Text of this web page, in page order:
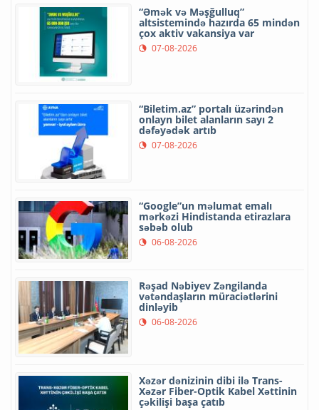
“Əmək və Məşğulluq”
altsistemində hazırda 65 mindən
çox aktiv vakansiya var
07-08-2026
“Biletim.az” portalı üzərindən
onlayn bilet alanların sayı 2
dəfəyədək artıb
07-08-2026
“Google”un məlumat emalı
mərkəzi Hindistanda etirazlara
səbəb olub
06-08-2026
Rəşad Nəbiyev Zəngilanda
vətəndaşların müraciətlərini
dinləyib
06-08-2026
Xəzər dənizinin dibi ilə Trans-
Xəzər Fiber-Optik Kabel Xəttinin
çəkilişi başa çatıb